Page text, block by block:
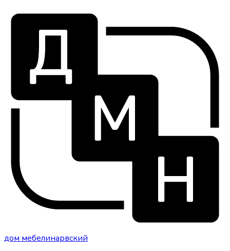
дом мебелинарвский